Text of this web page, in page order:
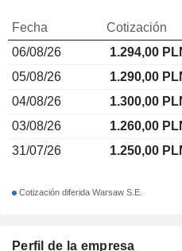
Perfil de la empresa
Fecha Cotización
06/08/26
1.294,00
05/08/26
1.290,00
04/08/26
1.300,00
03/08/26
1.260,00
31/07/26
1.250,00
Cotización diferida Warsaw S.E.